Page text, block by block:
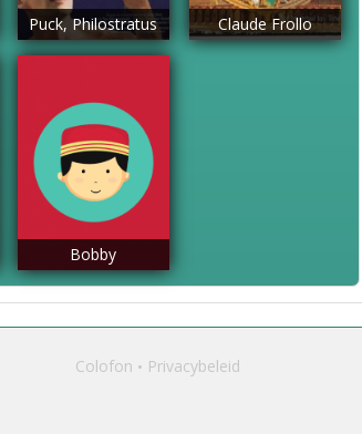
Puck, Philostratus Claude Frollo
Bobby
Colofon Privacybeleid